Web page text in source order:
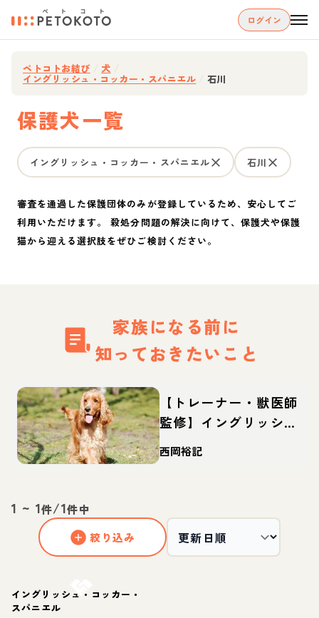
ログイン
ペトコトお結び 犬
イングリッシュ・コッカー・スパニエル 石川
保護犬一覧
イングリッシュ・コッカー・スパニエル 石川
審査を通過した保護団体のみが登録しているため、安心してご
利用いただけます。 殺処分問題の解決に向けて、保護犬や保護
猫から迎える選択肢をぜひご検討ください。
家族になる前に
知っておきたいこと
【トレーナー・獣医師
監修】イングリッシュ
コッカースパニエルっ
てどんな犬？性格・特
西岡裕記
1 ~ 1件/1件中
絞り込み
イングリッシュ・コッカー・
スパニエル